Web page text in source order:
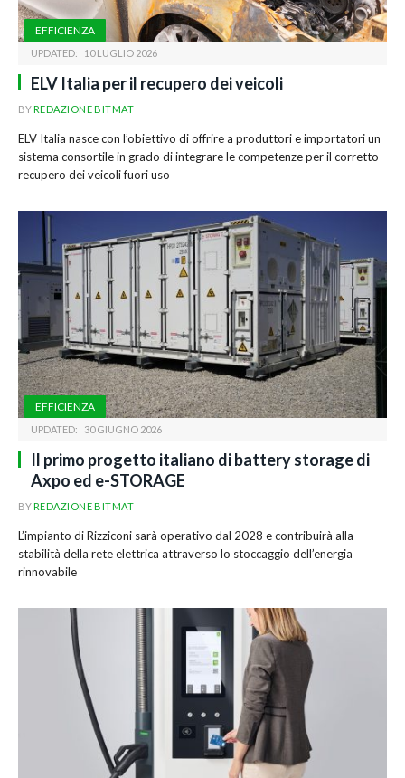
EFFICIENZA
UPDATED: 10 LUGLIO 2026
ELV Italia per il recupero dei veicoli
BYREDAZIONE BITMAT
ELV Italia nasce con l’obiettivo di offrire a produttori e importatori un
sistema consortile in grado di integrare le competenze per il corretto
recupero dei veicoli fuori uso
EFFICIENZA
UPDATED: 30 GIUGNO 2026
Il primo progetto italiano di battery storage di
Axpo ed e-STORAGE
BYREDAZIONE BITMAT
L’impianto di Rizziconi sarà operativo dal 2028 e contribuirà alla
stabilità della rete elettrica attraverso lo stoccaggio dell’energia
rinnovabile